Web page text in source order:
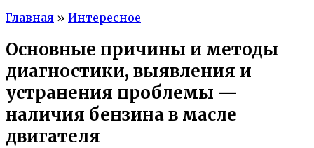
Главная » Интересное
Основные причины и методы
диагностики, выявления и
устранения проблемы —
наличия бензина в масле
двигателя